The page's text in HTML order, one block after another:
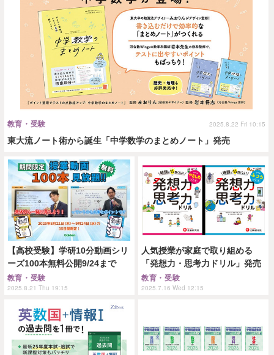
東大流ノート術から誕生「中学数学のまとめノート」発売
教育・受験 2025.8.22 Fri 10:15
【高校受験】学研10分動画シリ
ーズ100本無料公開9/24まで
教育・受験
2025.8.21 Thu 19:15
人気授業が家庭で取り組める
「発想力・思考力ドリル」発売
教育・受験
2025.7.16 Wed 12:15